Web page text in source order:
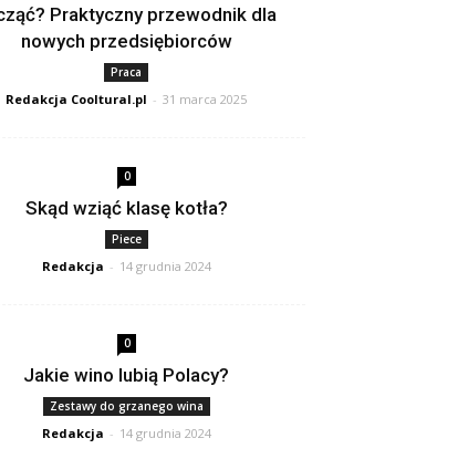
Praktyczny przewodnik dla
nowych przedsiębiorców
Praca
Redakcja Cooltural.pl - 31 marca 2025
0
Skąd wziąć klasę kotła?
Piece
Redakcja - 14 grudnia 2024
0
Jakie wino lubią Polacy?
Zestawy do grzanego wina
Redakcja - 14 grudnia 2024